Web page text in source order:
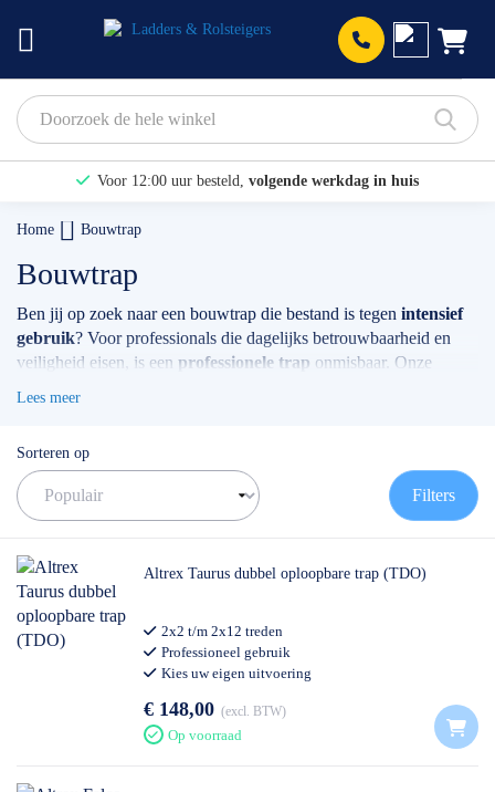
Voor 12:00 uur besteld, volgende werkdag in huis
Home Bouwtrap
Bouwtrap
Ben jij op zoek naar een bouwtrap die bestand is tegen intensief
gebruik? Voor professionals die dagelijks betrouwbaarheid en
veiligheid eisen, is een professionele trap onmisbaar. Onze
trap extra stevigheid en stabiliteit, ideaal voor intensief gebruik op
de bouwplaats. Hulp nodig met het kiezen van de juiste
bouwtrap? Wij helpen je graag verder!
✅ Meedenkende klantenservice
✅0511- 40 25 64
Lees meer
Sorteren op
Filters
Altrex Taurus dubbel oploopbare trap (TDO)
2x2 t/m 2x12 treden
Professioneel gebruik
Kies uw eigen uitvoering
€ 148,00 excl. BTW
Op voorraad